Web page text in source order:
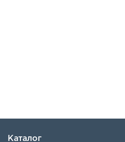
Этот насос подходит для
включая
Каталог